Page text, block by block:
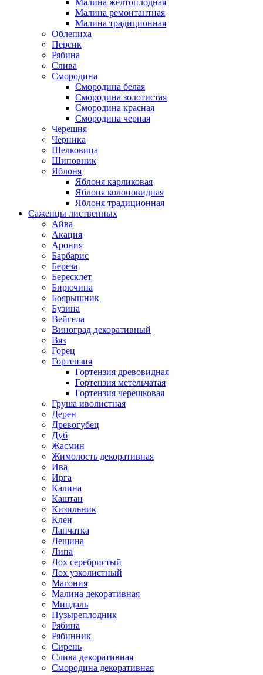
Малина желтоплодная
Малина ремонтантная
Малина традиционная
Облепиха
Персик
Рябина
Слива
Смородина
Смородина белая
Смородина золотистая
Смородина красная
Смородина черная
Черешня
Черника
Шелковица
Шиповник
Яблоня
Яблоня карликовая
Яблоня колоновидная
Яблоня традиционная
Саженцы лиственных
Айва
Акация
Арония
Барбарис
Береза
Бересклет
Бирючина
Боярышник
Бузина
Вейгела
Виноград декоративный
Вяз
Горец
Гортензия
Гортензия древовидная
Гортензия метельчатая
Гортензия черешковая
Груша иволистная
Дерен
Древогубец
Дуб
Жасмин
Жимолость декоративная
Ива
Ирга
Калина
Каштан
Кизильник
Клен
Лапчатка
Лещина
Липа
Лох серебристый
Лох узколистный
Магония
Малина декоративная
Миндаль
Пузыреплодник
Рябина
Рябинник
Сирень
Слива декоративная
Смородина декоративная